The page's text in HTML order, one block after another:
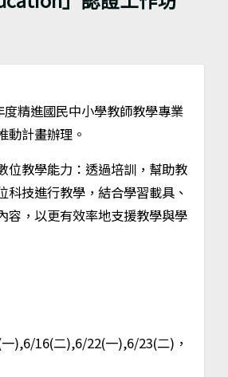
精進國民中小學教師教學專業
動計畫辦理。
位教學能力：透過培訓，幫助教
科技進行教學，結合學習載具、
容，以更有效率地支援教學與學
),6/16(二),6/22(一),6/23(二)，